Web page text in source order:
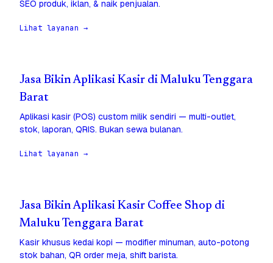
SEO produk, iklan, & naik penjualan.
Lihat layanan →
Jasa Bikin Aplikasi Kasir di Maluku Tenggara
Barat
Aplikasi kasir (POS) custom milik sendiri — multi-outlet,
stok, laporan, QRIS. Bukan sewa bulanan.
Lihat layanan →
Jasa Bikin Aplikasi Kasir Coffee Shop di
Maluku Tenggara Barat
Kasir khusus kedai kopi — modifier minuman, auto-potong
stok bahan, QR order meja, shift barista.